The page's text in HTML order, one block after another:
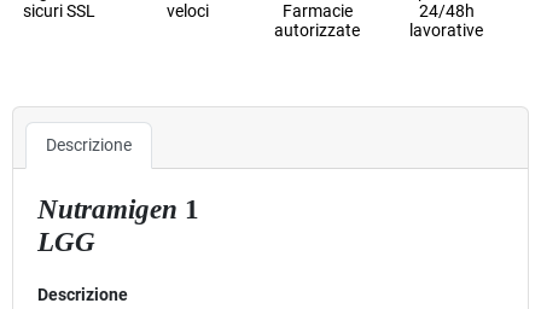
sicuri SSL
veloci
Farmacie
autorizzate
24/48h
lavorative
Descrizione
Nutramigen 1
LGG
Descrizione